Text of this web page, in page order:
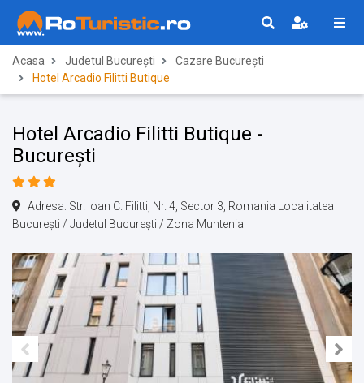
Acasa Judetul București
Cazare București
Hotel Arcadio Filitti Butique
Hotel Arcadio Filitti Butique -
București
Adresa: Str. Ioan C. Filitti, Nr. 4, Sector 3, Romania Localitatea
București / Judetul București / Zona Muntenia